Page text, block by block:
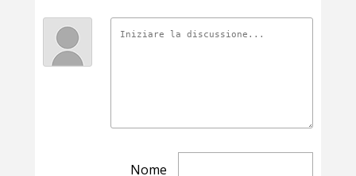
Nome